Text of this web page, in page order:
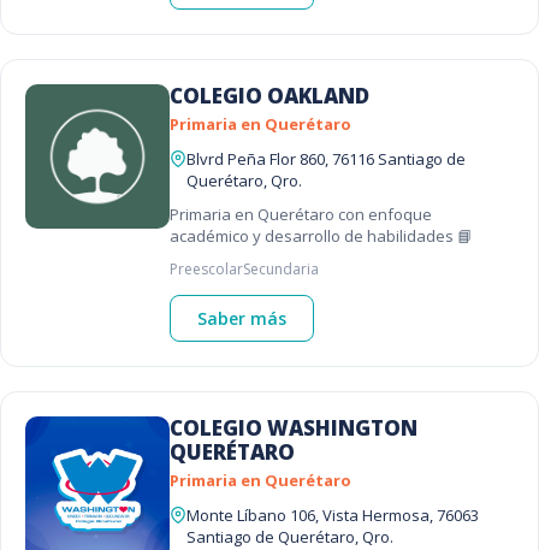
COLEGIO OAKLAND
Primaria en Querétaro
Blvrd Peña Flor 860, 76116 Santiago de
Querétaro, Qro.
Primaria en Querétaro con enfoque
académico y desarrollo de habilidades 📘
PreescolarSecundaria
Saber más
COLEGIO WASHINGTON
QUERÉTARO
Primaria en Querétaro
Monte Líbano 106, Vista Hermosa, 76063
Santiago de Querétaro, Qro.